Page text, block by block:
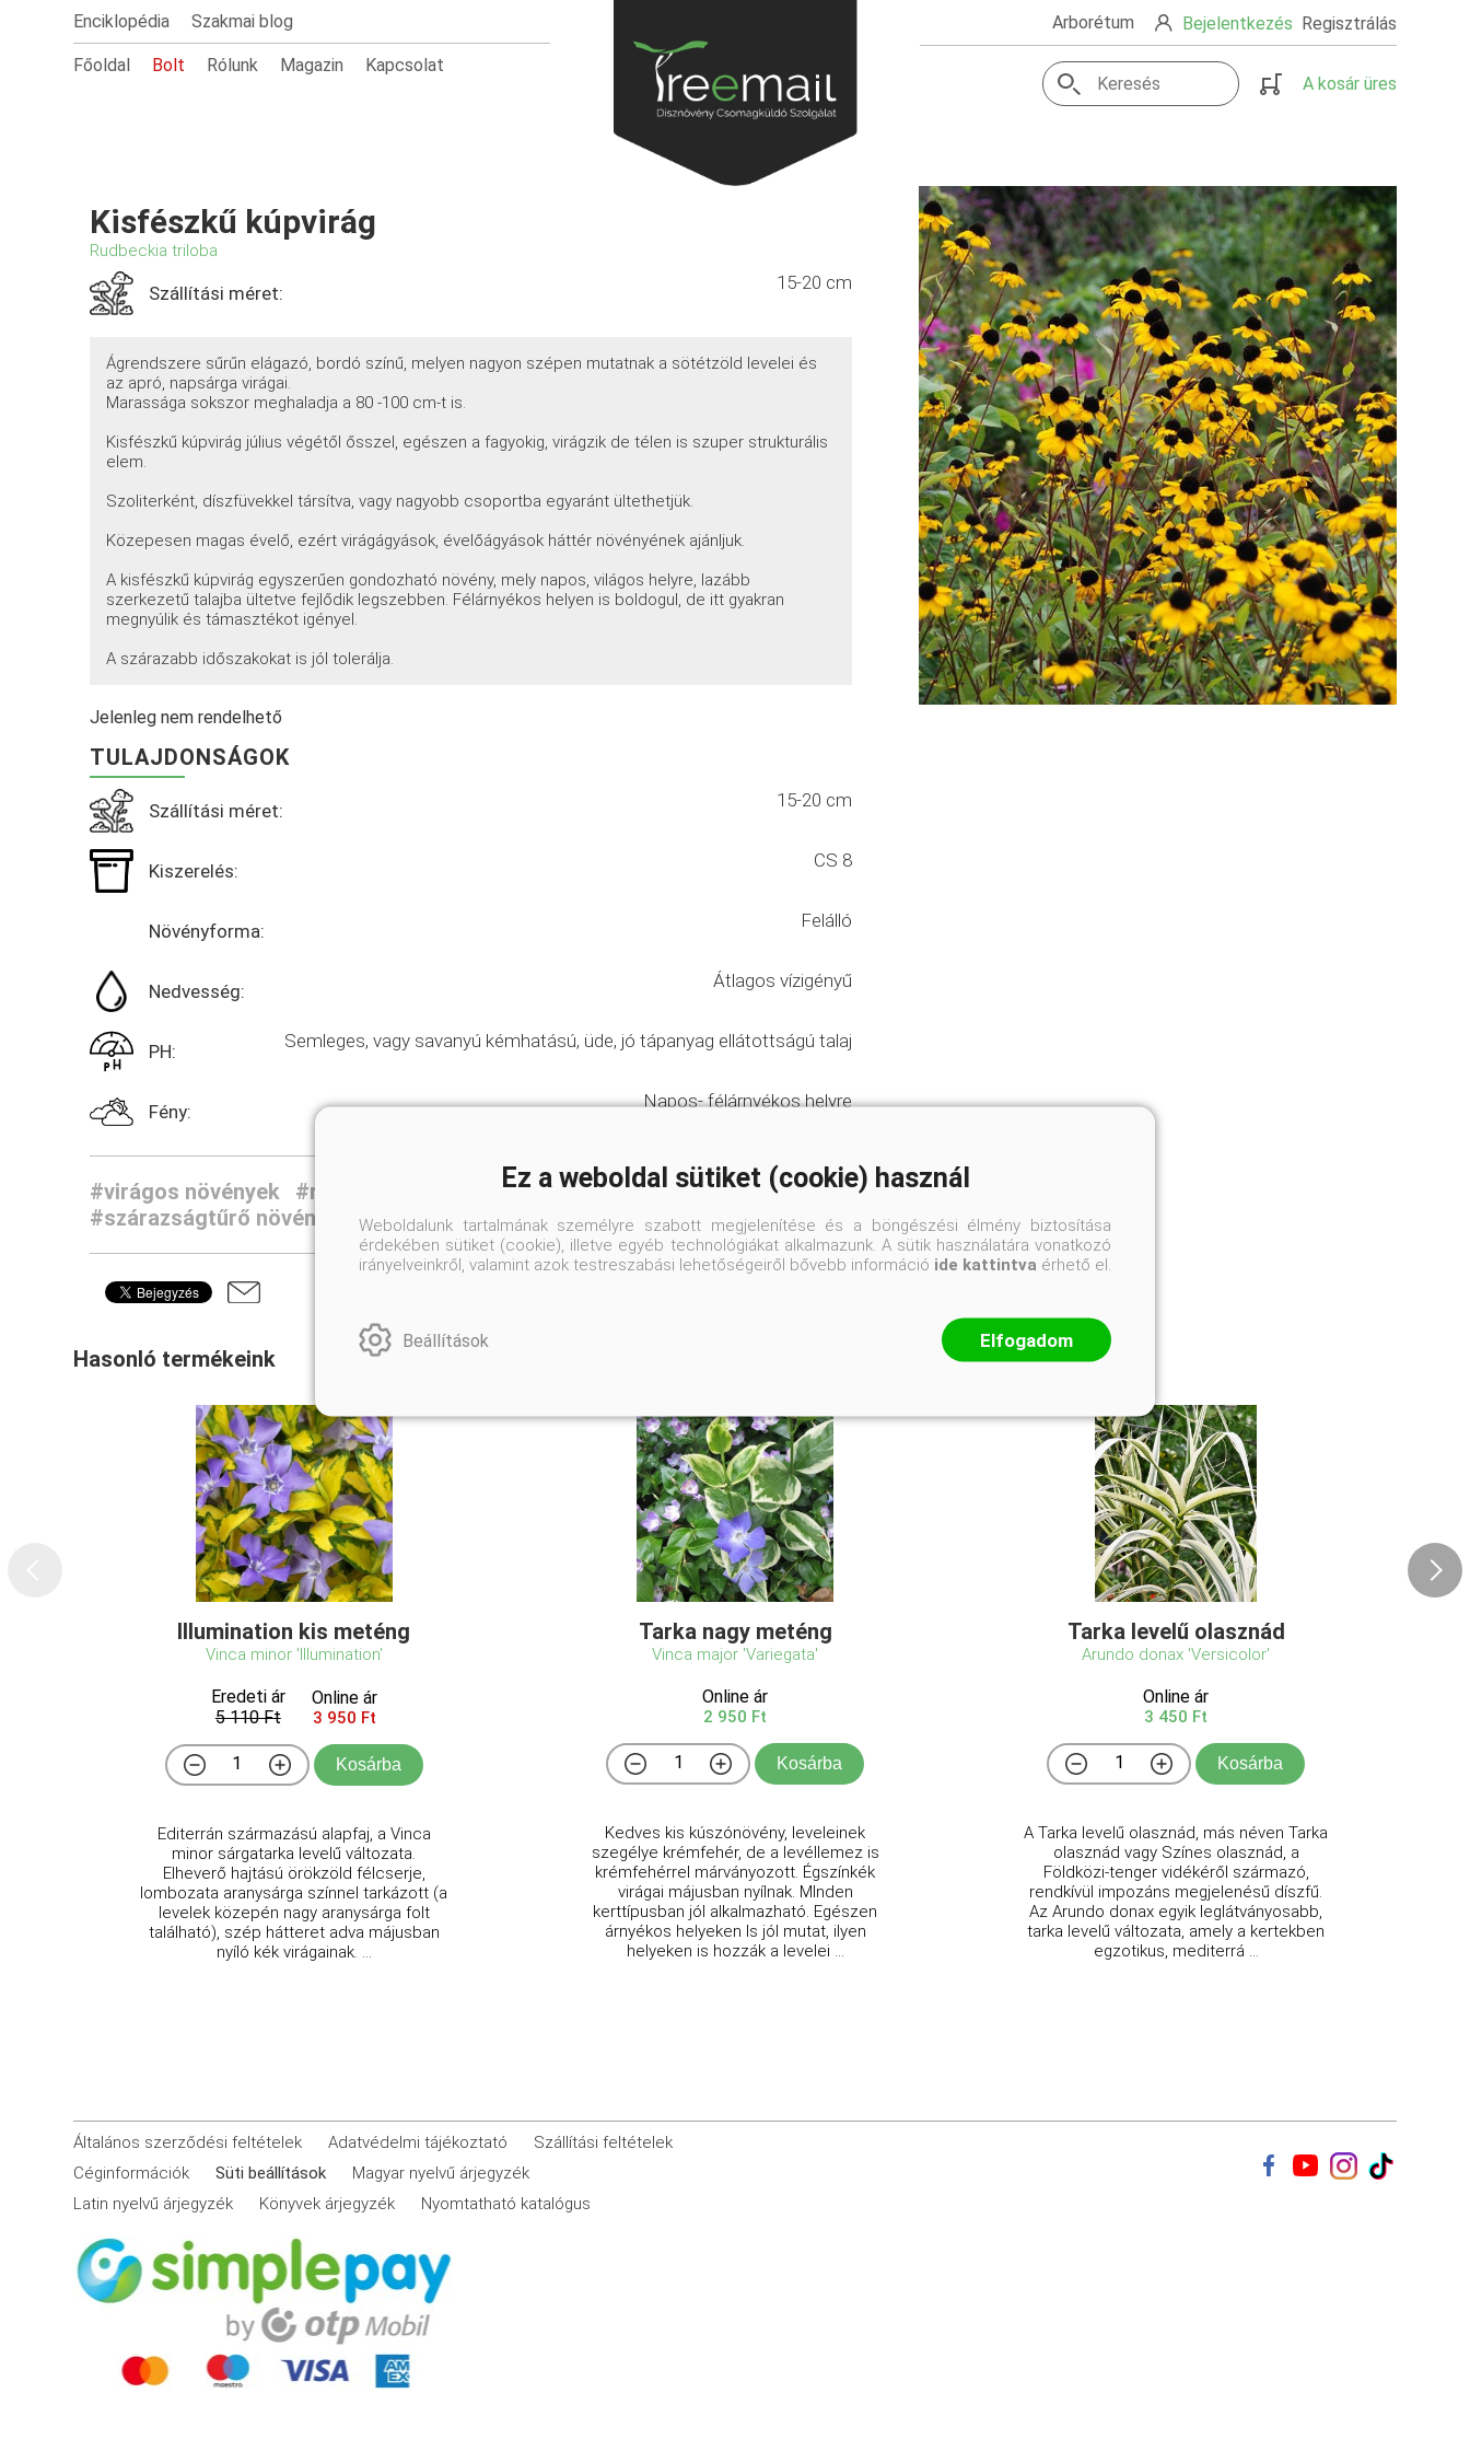
Enciklopédia Szakmai blog
Főoldal Bolt Rólunk Magazin Kapcsolat
Arborétum Bejelentkezés Regisztrálás
A kosár üres
Kisfészkű kúpvirág
Rudbeckia triloba
Szállítási méret: 15-20 cm
Ágrendszere sűrűn elágazó, bordó színű, melyen nagyon szépen mutatnak a sötétzöld levelei és
az apró, napsárga virágai.
Marassága sokszor meghaladja a 80 -100 cm-t is.
Kisfészkű kúpvirág július végétől ősszel, egészen a fagyokig, virágzik de télen is szuper strukturális
elem.
Szoliterként, díszfüvekkel társítva, vagy nagyobb csoportba egyaránt ültethetjük.
Közepesen magas évelő, ezért virágágyások, évelőágyások háttér növényének ajánljuk.
A kisfészkű kúpvirág egyszerűen gondozható növény, mely napos, világos helyre, lazább
szerkezetű talajba ültetve fejlődik legszebben. Félárnyékos helyen is boldogul, de itt gyakran
megnyúlik és támasztékot igényel.
A szárazabb időszakokat is jól tolerálja.
Jelenleg nem rendelhető
TULAJDONSÁGOK
Szállítási méret: 15-20 cm
Kiszerelés: CS 8
Növényforma: Felálló
Nedvesség: Átlagos vízigényű
PH: Semleges, vagy savanyú kémhatású, üde, jó tápanyag ellátottságú talaj
Fény: Napos- félárnyékos helyre
#virágos növények #romantikus, falusias kertek #évelők
#szárazságtűrő növények
Hasonló termékeink
Illumination kis meténg
Vinca minor 'Illumination'
Eredeti ár
5 110 Ft
Online ár
3 950 Ft
Kosárba
Editerrán származású alapfaj, a Vinca
minor sárgatarka levelű változata.
Elheverő hajtású örökzöld félcserje,
lombozata aranysárga színnel tarkázott (a
levelek közepén nagy aranysárga folt
található), szép hátteret adva májusban
nyíló kék virágainak. ...
Tarka nagy meténg
Vinca major 'Variegata'
Online ár
2 950 Ft
Kosárba
Kedves kis kúszónövény, leveleinek
szegélye krémfehér, de a levéllemez is
krémfehérrel márványozott. Égszínkék
virágai májusban nyílnak. MInden
kerttípusban jól alkalmazható. Egészen
árnyékos helyeken ls jól mutat, ilyen
helyeken is hozzák a levelei ...
Tarka levelű olasznád
Arundo donax 'Versicolor'
Online ár
3 450 Ft
Kosárba
A Tarka levelű olasznád, más néven Tarka
olasznád vagy Színes olasznád, a
Földközi-tenger vidékéről származó,
rendkívül impozáns megjelenésű díszfű.
Az Arundo donax egyik leglátványosabb,
tarka levelű változata, amely a kertekben
egzotikus, mediterrá ...
Általános szerződési feltételek Adatvédelmi tájékoztató
Szállítási feltételek
Céginformációk
Süti beállítások
Magyar nyelvű árjegyzék
Latin nyelvű árjegyzék
Könyvek árjegyzék Nyomtatható katalógus
Ez a weboldal sütiket (cookie) használ
Weboldalunk tartalmának személyre szabott megjelenítése és a böngészési élmény biztosítása
érdekében sütiket (cookie), illetve egyéb technológiákat alkalmazunk. A sütik használatára vonatkozó
irányelveinkről, valamint azok testreszabási lehetőségeiről bővebb információ ide kattintva érhető el.
Beállítások Elfogadom